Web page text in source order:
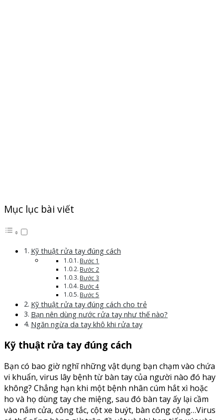
Mục lục bài viết
Kỹ thuật rửa tay đúng cách
Bước 1
Bước 2
Bước 3
Bước 4
Bước 5
Kỹ thuật rửa tay đúng cách cho trẻ
Bạn nên dùng nước rửa tay như thế nào?
Ngăn ngừa da tay khô khi rửa tay
Kỹ thuật rửa tay đúng cách
Bạn có bao giờ nghĩ những vật dụng bạn chạm vào chứa
vi khuẩn, virus lây bệnh từ bàn tay của người nào đó hay
không? Chẳng hạn khi một bệnh nhân cúm hắt xì hoặc
ho và họ dùng tay che miệng, sau đó bàn tay ấy lại cầm
vào nắm cửa, công tắc, cột xe buýt, bàn công cộng…Virus